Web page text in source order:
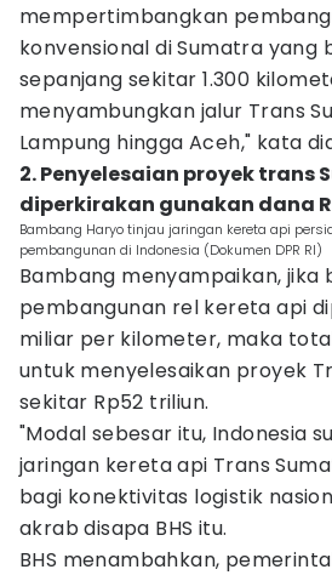
mempertimbangkan
konvensional di Sumatra yang
sepanjang sekitar 1.300
menyambungkan jalur Trans
Lampung hingga Aceh," kata
2. Penyelesaian proyek trans
diperkirakan gunakan dana
Bambang Haryo tinjau jaringan kereta api
pembangunan di Indonesia (Dokumen DPR RI)
Bambang menyampaikan, jika
pembangunan rel kereta api
miliar per kilometer, maka
untuk menyelesaikan proyek
sekitar Rp52 triliun.
"Modal sebesar itu, Indonesia
jaringan kereta api Trans
bagi konektivitas logistik
akrab disapa BHS itu.
BHS menambahkan,